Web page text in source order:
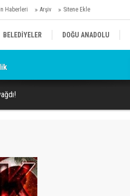
Haberleri Arşiv Sitene Ekle
BELEDİYELER DOĞU ANADOLU
MAĞAZİN